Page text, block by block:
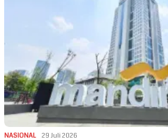
NASIONAL 29 Juli 2026